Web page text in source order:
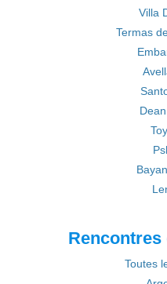
Villa
Termas
Rencontres
Toutes